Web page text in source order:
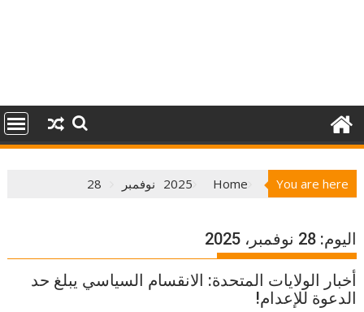
You are here
Home
2025 نوفمبر 28
اليوم:28 نوفمبر، 2025
أخبار الولايات المتحدة: الانقسام السياسي يبلغ حد
الدعوة للإعدام!